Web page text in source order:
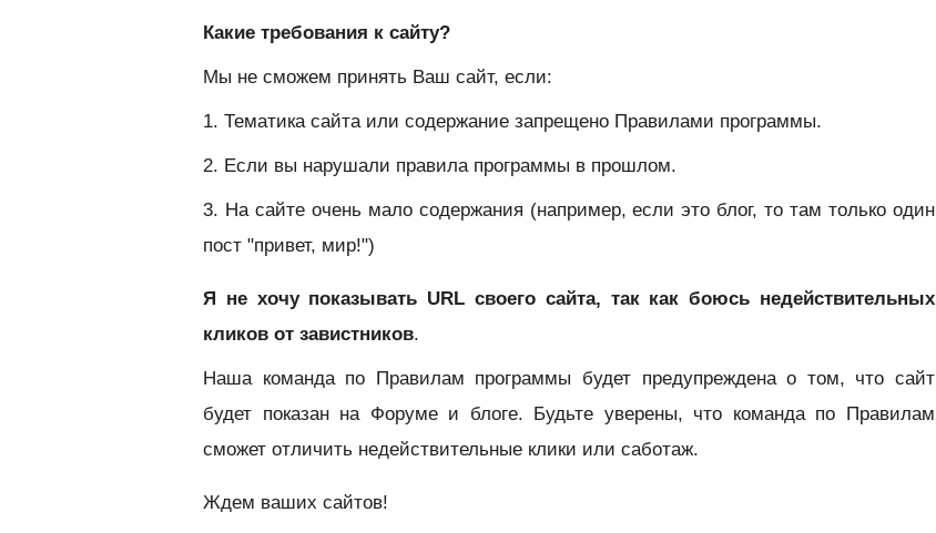
Какие требования к сайту?
Мы не сможем принять Ваш сайт, если:
1. Тематика сайта или содержание запрещено Правилами программы.
2. Если вы нарушали правила программы в прошлом.
3. На сайте очень мало содержания (например, если это блог, то там только один
пост "привет, мир!")
Я не хочу показывать URL своего сайта, так как боюсь недействительных
кликов от завистников.
Наша команда по Правилам программы будет предупреждена о том, что сайт
будет показан на Форуме и блоге. Будьте уверены, что команда по Правилам
сможет отличить недействительные клики или саботаж.
Ждем ваших сайтов!